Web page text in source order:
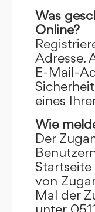
Was
Online?
Adresse.
E-Mail-
eines
Wie
Der
Startseite
von
Mal der
unter